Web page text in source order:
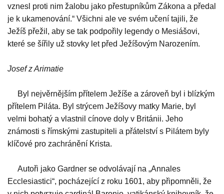
vznesl proti nim žalobu jako přestupníkům Zákona a předal
je k ukamenování.“ Všichni ale ve svém učení tajili, že
Ježíš přežil, aby se tak podpořily legendy o Mesiášovi,
které se šířily už stovky let před Ježíšovým Narozením.
Josef z Arimatie
Byl nejvěrnějším přítelem Ježíše a zároveň byl i blízkým
přítelem Piláta. Byl strýcem Ježíšovy matky Marie, byl
velmi bohatý a vlastnil cínove doly v Británii. Jeho
známosti s římskými zastupiteli a přátelství s Pilátem byly
klíčové pro zachránění Krista.
Autoři jako Gardner se odvolávají na „Annales
Ecclesiastici“, pocházející z roku 1601, aby připomněli, že